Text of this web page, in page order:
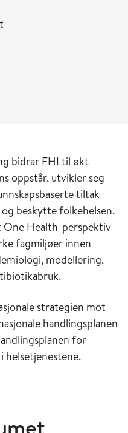
bidrar FHI til økt
oppstår, utvikler seg
tiltak
beskytte folkehelsen.
Health-perspektiv
fagmiljøer innen
modellering,
strategien mot
handlingsplanen
for